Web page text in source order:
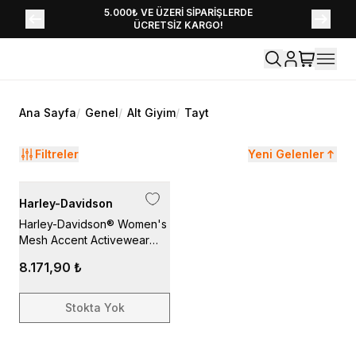
5.000₺ VE ÜZERİ SİPARİŞLERDE
ÜCRETSİZ KARGO!
YENİ SEZON KOLEKSİYONU EKLENDİ,
HEMEN KEŞFET!
Ana Sayfa/ Genel/ Alt Giyim/ Tayt
Filtreler Yeni Gelenler
Harley-Davidson
Harley-Davidson® Women's
Mesh Accent Activewear
8.171,90 ₺
Stokta Yok